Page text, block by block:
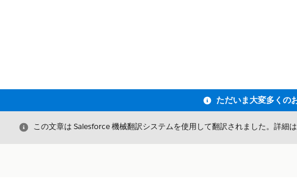
閉じる
この文章は Salesforce 機械翻訳システムを使用して翻訳されました。詳細は